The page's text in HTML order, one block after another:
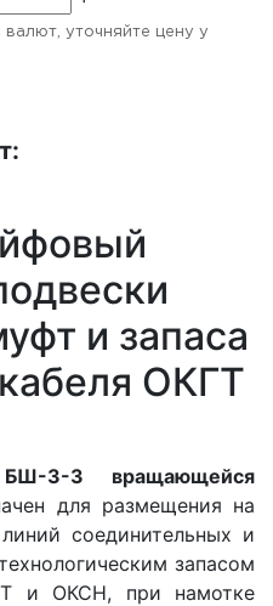
уточняйте цену у
и запаса
ОКГТ
3-3 вращающейся
для размещения на
соединительных и
запасом
и ОКСН, при намотке